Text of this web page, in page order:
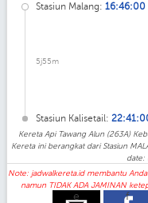
Stasiun Malang: 16:46:00
5j55m
Stasiun Kalisetail:
Kereta Api Tawang Alun (263A)
Kereta ini berangkat dari Stasiun
date:
Note: jadwalkereta.id membantu
namun TIDAK ADA JAMINAN
e f